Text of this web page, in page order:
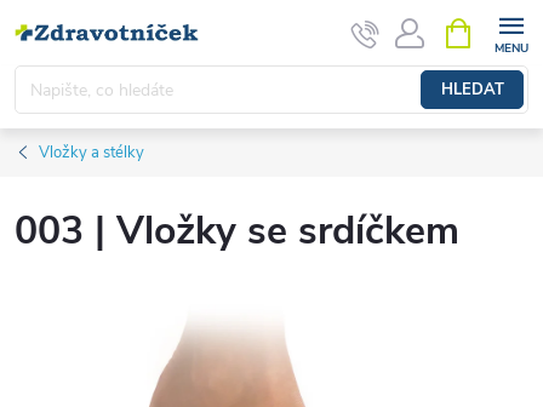
HLEDAT
Vložky a stélky
003 | Vložky se srdíčkem